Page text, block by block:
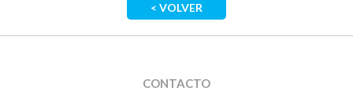
< VOLVER
CONTACTO